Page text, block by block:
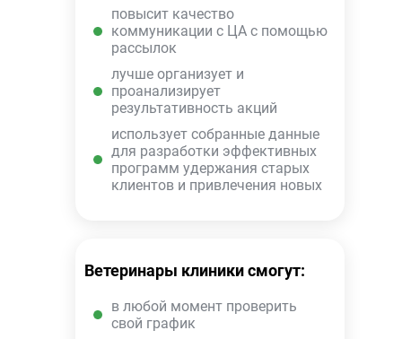
повысит качество
коммуникации с ЦА с помощью
рассылок
лучше организует и
проанализирует
результативность акций
использует собранные данные
для разработки эффективных
программ удержания старых
клиентов и привлечения новых
Ветеринары клиники смогут:
в любой момент проверить
свой график